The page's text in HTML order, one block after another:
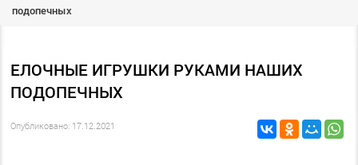
подопечных
ЕЛОЧНЫЕ ИГРУШКИ РУКАМИ НАШИХ
ПОДОПЕЧНЫХ
Опубликовано: 17.12.2021